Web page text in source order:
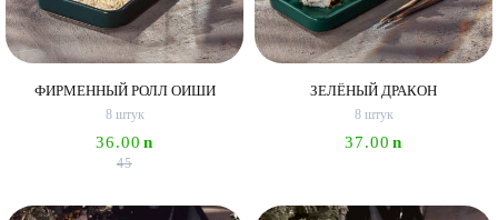
ФИРМЕННЫЙ РОЛЛ ОИШИ
8 штук
36.00 n
45
ЗЕЛЁНЫЙ ДРАКОН
8 штук
37.00 n